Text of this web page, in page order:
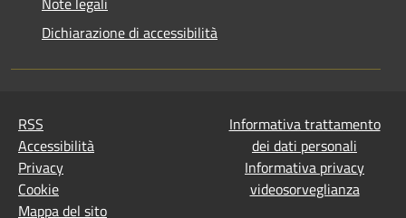
Dichiarazione di accessibilità
RSS
Accessibilità
Privacy
Cookie
Mappa del sito
Informativa trattamento
dei dati personali
Informativa privacy
videosorveglianza